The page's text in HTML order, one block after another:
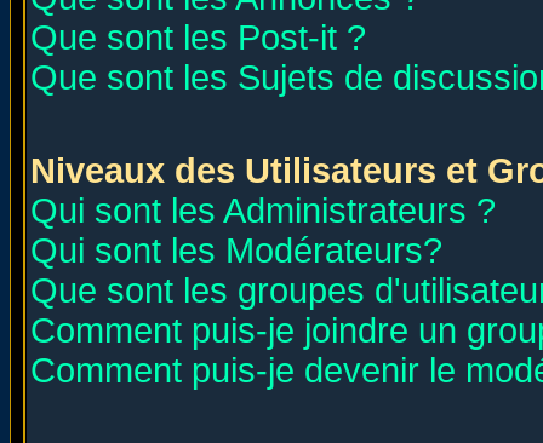
Que sont les Post-it ?
Que sont les Sujets de
Niveaux des Utilisateurs et
Qui sont les Administrateurs ?
Qui sont les Modérateurs?
Que sont les groupes
Comment puis-je joindre un
Comment puis-je devenir le